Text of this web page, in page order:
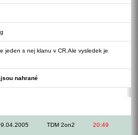
jeden s nej klanu v CR.Ale vysledek je
nahrané
TDM 2on2 20:49